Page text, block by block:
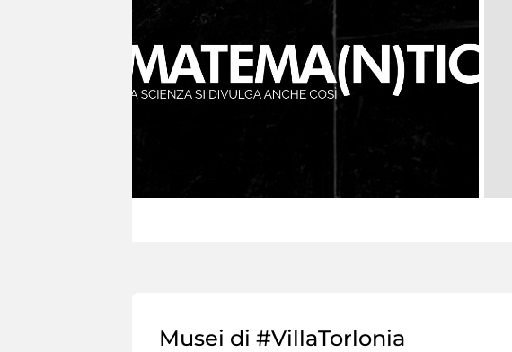
Musei di #VillaTorlonia